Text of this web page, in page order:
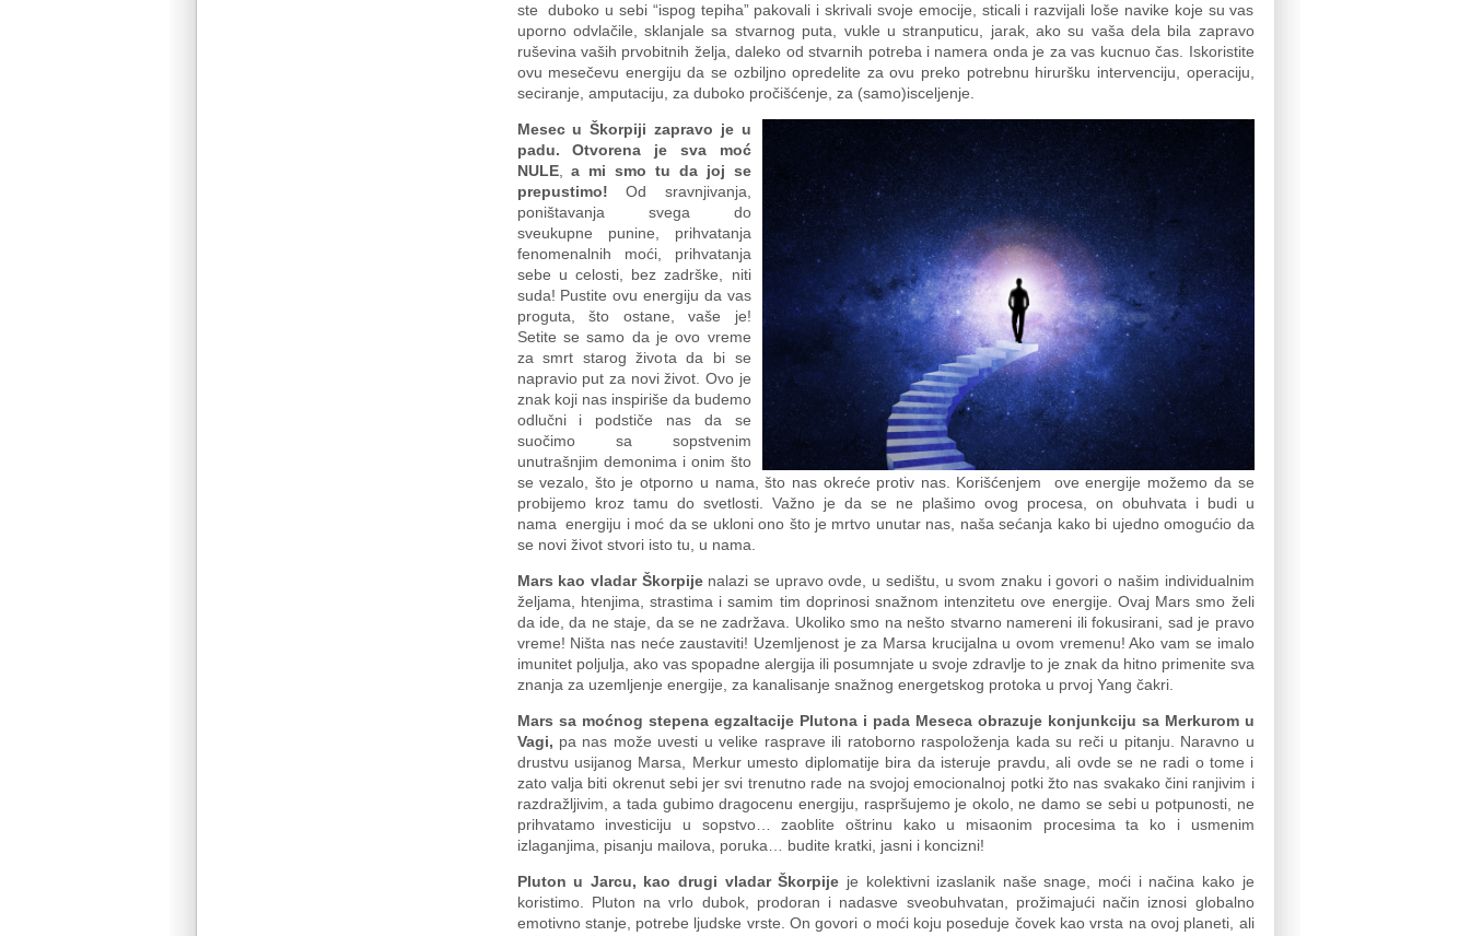
ste duboko u sebi “ispog tepiha” pakovali i skrivali svoje emocije, sticali i razvijali loše navike koje su vas
uporno odvlačile, sklanjale sa stvarnog puta, vukle u stranputicu, jarak, ako su vaša dela bila zapravo
ruševina vaših prvobitnih želja, daleko od stvarnih potreba i namera onda je za vas kucnuo čas. Iskoristite
ovu mesečevu energiju da se ozbiljno opredelite za ovu preko potrebnu hiruršku intervenciju, operaciju,
seciranje, amputaciju, za duboko pročišćenje, za (samo)isceljenje.
Mesec u Škorpiji zapravo je u
padu. Otvorena je sva moć
NULE,a mi smo tu da joj se
prepustimo! Od sravnjivanja,
poništavanja svega do
sveukupne punine, prihvatanja
fenomenalnih moći, prihvatanja
sebe u celosti, bez zadrške, niti
suda! Pustite ovu energiju da vas
proguta, što ostane, vaše je!
Setite se samo da je ovo vreme
za smrt starog života da bi se
napravio put za novi život. Ovo je
znak koji nas inspiriše da budemo
odlučni i podstiče nas da se
suočimo sa sopstvenim
unutrašnjim demonima i onim što
se vezalo, što je otporno u nama, što nas okreće protiv nas. Korišćenjem ove energije možemo da se
probijemo kroz tamu do svetlosti. Važno je da se ne plašimo ovog procesa, on obuhvata i budi u
nama energiju i moć da se ukloni ono što je mrtvo unutar nas, naša sećanja kako bi ujedno omogućio da
se novi život stvori isto tu, u nama.
Mars kao vladar Škorpijenalazi se upravo ovde, u sedištu, u svom znaku i govori o našim individualnim
željama, htenjima, strastima i samim tim doprinosi snažnom intenzitetu ove energije. Ovaj Mars smo želi
da ide, da ne staje, da se ne zadržava. Ukoliko smo na nešto stvarno namereni ili fokusirani, sad je pravo
vreme! Ništa nas neće zaustaviti! Uzemljenost je za Marsa krucijalna u ovom vremenu! Ako vam se imalo
imunitet poljulja, ako vas spopadne alergija ili posumnjate u svoje zdravlje to je znak da hitno primenite sva
znanja za uzemljenje energije, za kanalisanje snažnog energetskog protoka u prvoj Yang čakri.
Mars sa moćnog stepena egzaltacije Plutona i pada Meseca obrazuje konjunkciju sa Merkurom u
Vagi, pa nas može uvesti u velike rasprave ili ratoborno raspoloženja kada su reči u pitanju. Naravno u
drustvu usijanog Marsa, Merkur umesto diplomatije bira da isteruje pravdu, ali ovde se ne radi o tome i
zato valja biti okrenut sebi jer svi trenutno rade na svojoj emocionalnoj potki žto nas svakako čini ranjivim i
razdražljivim, a tada gubimo dragocenu energiju, raspršujemo je okolo, ne damo se sebi u potpunosti, ne
prihvatamo investiciju u sopstvo… zaoblite oštrinu kako u misaonim procesima ta ko i usmenim
izlaganjima, pisanju mailova, poruka… budite kratki, jasni i koncizni!
Pluton u Jarcu, kao drugi vladar Škorpije je kolektivni izaslanik naše snage, moći i načina kako je
koristimo. Pluton na vrlo dubok, prodoran i nadasve sveobuhvatan, prožimajući način iznosi globalno
emotivno stanje, potrebe ljudske vrste. On govori o moći koju poseduje čovek kao vrsta na ovoj planeti, ali